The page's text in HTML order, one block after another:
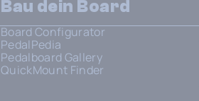
Bau dein Board
Board Configurator
PedalPedia
Pedalboard Gallery
QuickMount Finder